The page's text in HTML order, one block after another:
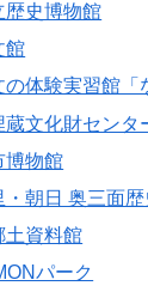
歴史博物館
館
の体験実習館「
蔵文化財センタ
博物館
・朝日 奥三面
土資料館
パーク